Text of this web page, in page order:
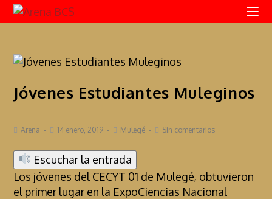
Jóvenes Estudiantes Muleginos
Arena 14 enero, 2019 Mulegé Sin comentarios
Escuchar la entrada
Los jóvenes del CECYT 01 de Mulegé, obtuvieron
el primer lugar en la ExpoCiencias Nacional